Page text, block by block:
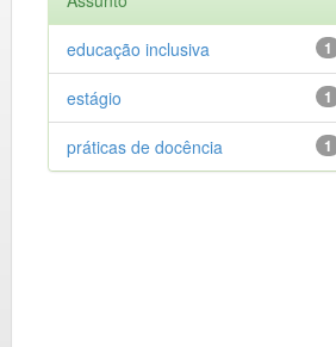
1
educação inclusiva
1
estágio
1
práticas de docência